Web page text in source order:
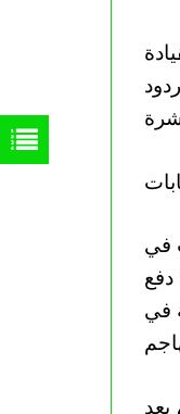
في
دفع
في
بعد